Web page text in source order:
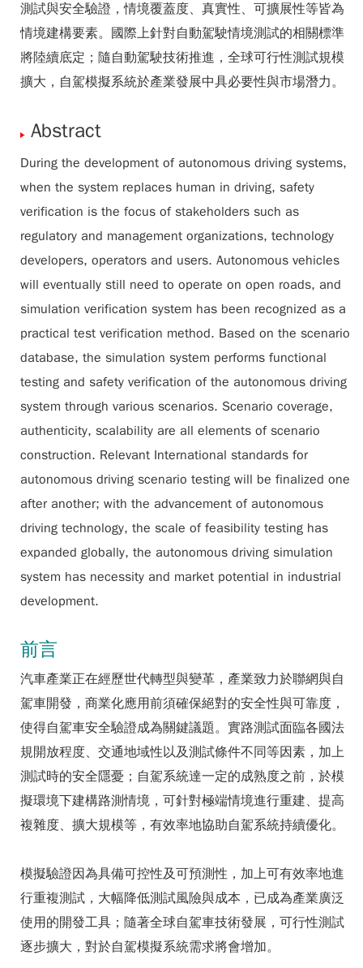
測試與安全驗證，情境覆蓋度、真實性、可擴展性等皆為
情境建構要素。國際上針對自動駕駛情境測試的相關標準
將陸續底定；隨自動駕駛技術推進，全球可行性測試規模
擴大，自駕模擬系統於產業發展中具必要性與市場潛力。
Abstract
During the development of autonomous driving systems,
when the system replaces human in driving, safety
verification is the focus of stakeholders such as
regulatory and management organizations, technology
developers, operators and users. Autonomous vehicles
will eventually still need to operate on open roads, and
simulation verification system has been recognized as a
practical test verification method. Based on the scenario
database, the simulation system performs functional
testing and safety verification of the autonomous driving
system through various scenarios. Scenario coverage,
authenticity, scalability are all elements of scenario
construction. Relevant International standards for
autonomous driving scenario testing will be finalized one
after another; with the advancement of autonomous
driving technology, the scale of feasibility testing has
expanded globally, the autonomous driving simulation
system has necessity and market potential in industrial
development.
前言
汽車產業正在經歷世代轉型與變革，產業致力於聯網與自
駕車開發，商業化應用前須確保絕對的安全性與可靠度，
使得自駕車安全驗證成為關鍵議題。實路測試面臨各國法
規開放程度、交通地域性以及測試條件不同等因素，加上
測試時的安全隱憂；自駕系統達一定的成熟度之前，於模
擬環境下建構路測情境，可針對極端情境進行重建、提高
複雜度、擴大規模等，有效率地協助自駕系統持續優化。
模擬驗證因為具備可控性及可預測性，加上可有效率地進
行重複測試，大幅降低測試風險與成本，已成為產業廣泛
使用的開發工具；隨著全球自駕車技術發展，可行性測試
逐步擴大，對於自駕模擬系統需求將會增加。